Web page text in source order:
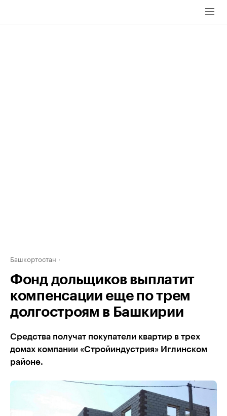
Башкортостан
Фонд дольщиков выплатит
компенсации еще по трем
долгостроям в Башкирии
Средства получат покупатели квартир в трех
домах компании «Стройиндустрия» Иглинском
районе.